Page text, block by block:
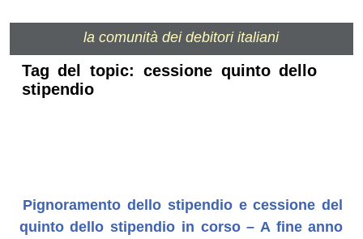
la comunità dei debitori italiani
Tag del topic: cessione quinto dello
stipendio
Pignoramento dello stipendio e cessione del
quinto dello stipendio in corso – A fine anno